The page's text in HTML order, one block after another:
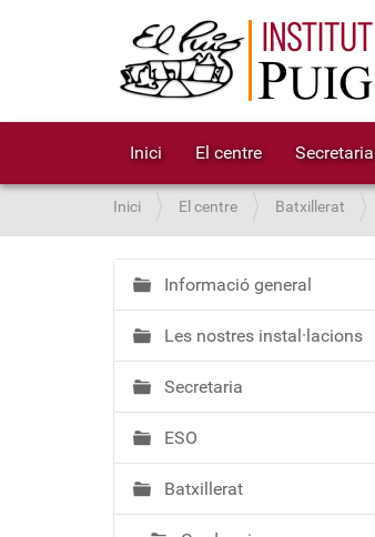
Inici El centre Secretaria
S
o
u
:
Inici El centre Batxillerat
N
a
v
e
g
a
c
ó
Informació general
Les nostres instal·lacions
Secretaria
ESO
Batxillerat